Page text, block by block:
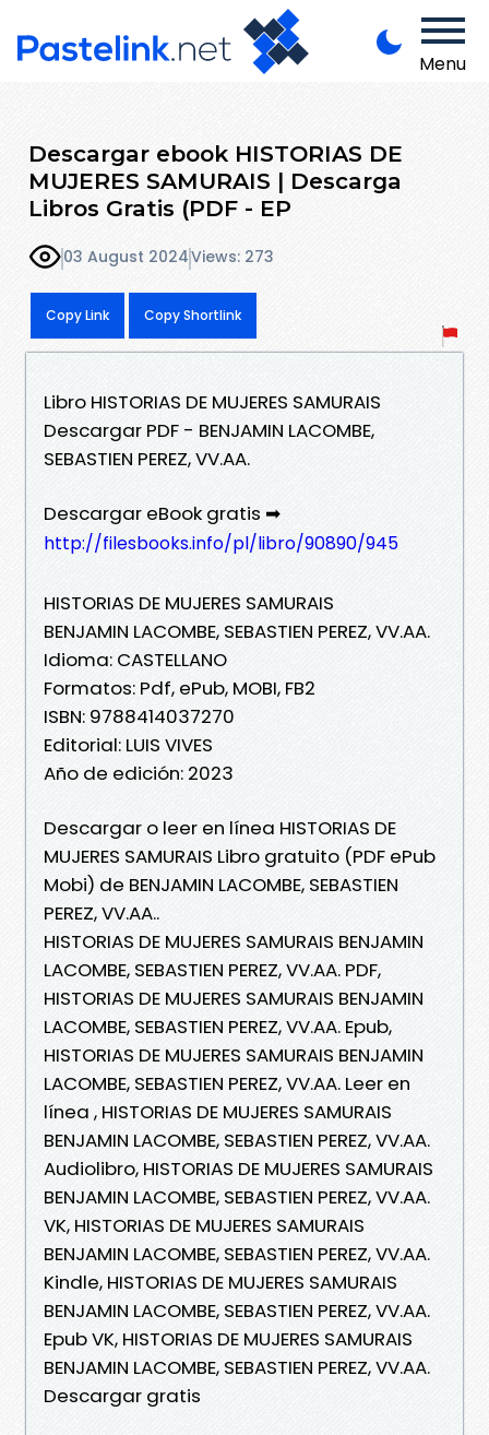
Menu
Descargar ebook HISTORIAS DE
MUJERES SAMURAIS | Descarga
Libros Gratis (PDF - EP
03 August 2024Views: 273
Copy Link Copy Shortlink
Libro HISTORIAS DE MUJERES SAMURAIS
Descargar PDF - BENJAMIN LACOMBE,
SEBASTIEN PEREZ, VV.AA.
Descargar eBook gratis ➡
http://filesbooks.info/pl/libro/90890/945
HISTORIAS DE MUJERES SAMURAIS
BENJAMIN LACOMBE, SEBASTIEN PEREZ, VV.AA.
Idioma: CASTELLANO
Formatos: Pdf, ePub, MOBI, FB2
ISBN: 9788414037270
Editorial: LUIS VIVES
Año de edición: 2023
Descargar o leer en línea HISTORIAS DE
MUJERES SAMURAIS Libro gratuito (PDF ePub
Mobi) de BENJAMIN LACOMBE, SEBASTIEN
PEREZ, VV.AA..
HISTORIAS DE MUJERES SAMURAIS BENJAMIN
LACOMBE, SEBASTIEN PEREZ, VV.AA. PDF,
HISTORIAS DE MUJERES SAMURAIS BENJAMIN
LACOMBE, SEBASTIEN PEREZ, VV.AA. Epub,
HISTORIAS DE MUJERES SAMURAIS BENJAMIN
LACOMBE, SEBASTIEN PEREZ, VV.AA. Leer en
línea , HISTORIAS DE MUJERES SAMURAIS
BENJAMIN LACOMBE, SEBASTIEN PEREZ, VV.AA.
Audiolibro, HISTORIAS DE MUJERES SAMURAIS
BENJAMIN LACOMBE, SEBASTIEN PEREZ, VV.AA.
VK, HISTORIAS DE MUJERES SAMURAIS
BENJAMIN LACOMBE, SEBASTIEN PEREZ, VV.AA.
Kindle, HISTORIAS DE MUJERES SAMURAIS
BENJAMIN LACOMBE, SEBASTIEN PEREZ, VV.AA.
Epub VK, HISTORIAS DE MUJERES SAMURAIS
BENJAMIN LACOMBE, SEBASTIEN PEREZ, VV.AA.
Descargar gratis